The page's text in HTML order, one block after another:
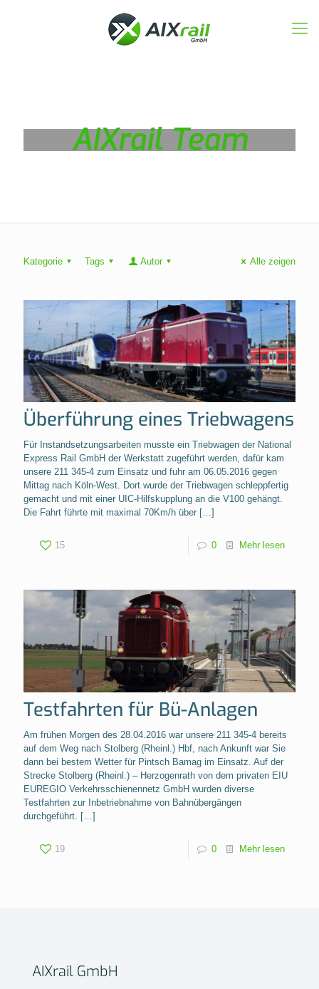
AIXrail Team
Kategorie Tags Autor Alle zeigen
Überführung eines Triebwagens
Für Instandsetzungsarbeiten musste ein Triebwagen der National
Express Rail GmbH der Werkstatt zugeführt werden, dafür kam
unsere 211 345-4 zum Einsatz und fuhr am 06.05.2016 gegen
Mittag nach Köln-West. Dort wurde der Triebwagen schleppfertig
gemacht und mit einer UIC-Hilfskupplung an die V100 gehängt.
Die Fahrt führte mit maximal 70Km/h über […]
15 0 Mehr lesen
Testfahrten für Bü-Anlagen
Am frühen Morgen des 28.04.2016 war unsere 211 345-4 bereits
auf dem Weg nach Stolberg (Rheinl.) Hbf, nach Ankunft war Sie
dann bei bestem Wetter für Pintsch Bamag im Einsatz. Auf der
Strecke Stolberg (Rheinl.) – Herzogenrath von dem privaten EIU
EUREGIO Verkehrsschienennetz GmbH wurden diverse
Testfahrten zur Inbetriebnahme von Bahnübergängen
durchgeführt. […]
19 0 Mehr lesen
AIXrail GmbH